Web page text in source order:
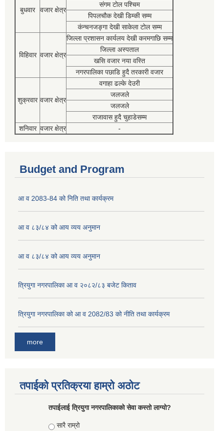
बुधवार वजार क्षेत्र
संगम टोल पश्चिम
पिपलचौक देखी डिम्की सम्म
कंन्चनजङ्गा देखी साकेला टोल सम्म
विहिवार वजार क्षेत्र
जिल्ला प्रशासन कार्यलय देखी करमगाछि सम्म
जिल्ला अस्पताल
खसि वजार नया वस्ति
नगरपालिका पछाडि हुदै तरकारी वजार
शुक्रवार वजार क्षेत्र
वगाहा ढल्के देउरी
जलजले
जलजले
राजावास हुदै चुहाडेसम्म
शनिवार वजार क्षेत्र -
Budget and Program
आ व 2083-84 को निति तथा कार्यक्रम
आ व ८३/८४ को आय व्यय अनुमान
आ व ८३/८४ को आय व्यय अनुमान
त्रियुगा नगरपालिका आ व २०८२/८३ बजेट किताव
त्रियुगा नगरपालिका को आ व 2082/83 को नीति तथा कार्यक्रम
more
तपाईको प्रतिक्रया हाम्रो अठोट
तपाईलाई त्रियुगा नगरपालिकाको सेवा कस्तो लाग्यो?
Choices
सारै राम्रो